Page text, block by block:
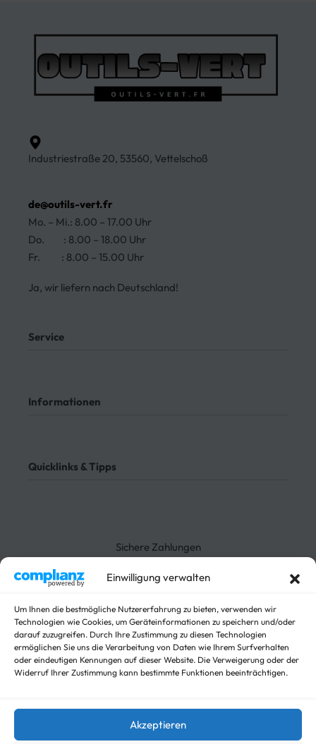
Einwilligung verwalten
Um Ihnen die bestmögliche Nutzererfahrung zu bieten, verwenden wir
Technologien wie Cookies, um Geräteinformationen zu speichern und/oder
darauf zuzugreifen. Durch Ihre Zustimmung zu diesen Technologien
ermöglichen Sie uns die Verarbeitung von Daten wie Ihrem Surfverhalten
oder eindeutigen Kennungen auf dieser Website. Die Verweigerung oder der
Widerruf Ihrer Zustimmung kann bestimmte Funktionen beeinträchtigen.
Akzeptieren
Industriestraße 20, 53560, Vettelschoß
de@outils-vert.fr
Mo. – Mi.: 8.00 – 17.00 Uhr
Do. : 8.00 – 18.00 Uhr
Fr. : 8.00 – 15.00 Uhr
Ja, wir liefern nach Deutschland!
Service
Meine Bestellungen
Informationen
Impressum
Quicklinks & Tipps
Anhänger
Arbeitsbühnen Anhänger
Arbeitsmaschinen
Autotrailer
Autotrailer geschlossen
Baumaschinen
Für Fahrzeuge
Hochlader
Sichere Zahlungen